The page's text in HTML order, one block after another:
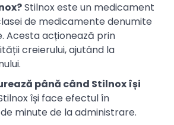
Stilnox este un medicament
de medicamente denumite
Acesta acționează prin
creierului, ajutând la
până când Stilnox își
își face efectul în
minute de la administrare.